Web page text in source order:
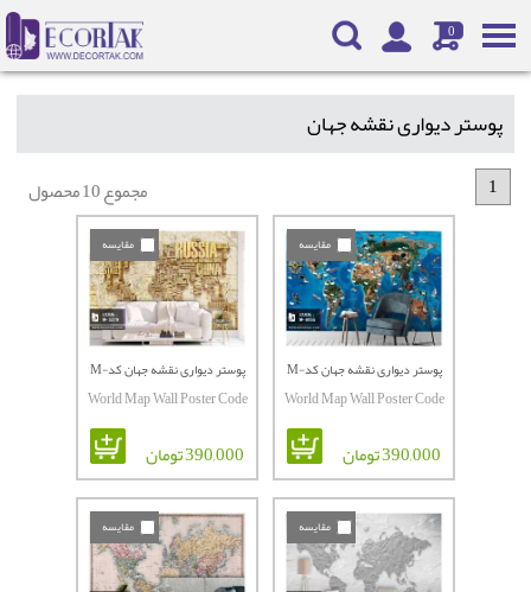
0
پوستر دیواری نقشه جهان
1 مجموع 10 محصول
مقایسه
پوستر دیواری نقشه جهان کدM-
6055
World Map Wall Poster Code
390,000 تومان
مقایسه
پوستر دیواری نقشه جهان کدM-
5279
World Map Wall Poster Code
390,000 تومان
مقایسه مقایسه